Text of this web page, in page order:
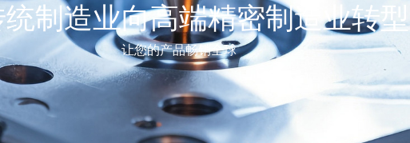
制造业向高端精密制造业转型
让您的产品畅销全球